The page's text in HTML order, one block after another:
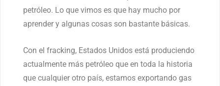
petróleo. Lo que vimos es que hay mucho por
aprender y algunas cosas son bastante básicas.
Con el fracking, Estados Unidos está produciendo
actualmente más petróleo que en toda la historia
que cualquier otro país, estamos exportando gas